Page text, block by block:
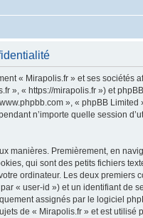
« Mirapolis.fr » et ses sociétés
», « https://mirapolis.fr ») et
», « phpBB
n’importe quelle session
manières. Premièrement, en
qui sont des petits fichiers
ordinateur. Les deux premiers
« user-id ») et un identifiant de
assignés par le logiciel
de « Mirapolis.fr » et est utilisé